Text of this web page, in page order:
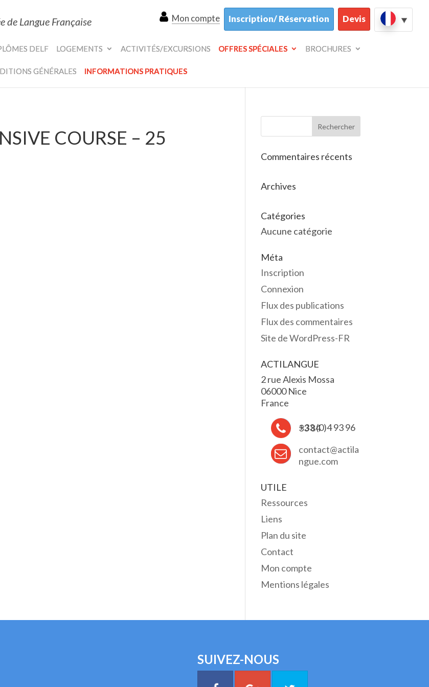
de Langue Française Mon compte Inscription/ Réservation Devis
DELF LOGEMENTS ACTIVITÉS/EXCURSIONS OFFRES SPÉCIALES BROCHURES
GÉNÉRALES INFORMATIONS PRATIQUES
COURSE – 25
Commentaires récents
Archives
Catégories
Aucune catégorie
Méta
Inscription
Connexion
Flux des publications
Flux des commentaires
Site de WordPress-FR
ACTILANGUE
2 rue Alexis Mossa
06000 Nice
France
+33 (0)4 93 96 33 84
contact@actila
ngue.com
UTILE
Ressources
Liens
Plan du site
Contact
Mon compte
Mentions légales
SUIVEZ-NOUS